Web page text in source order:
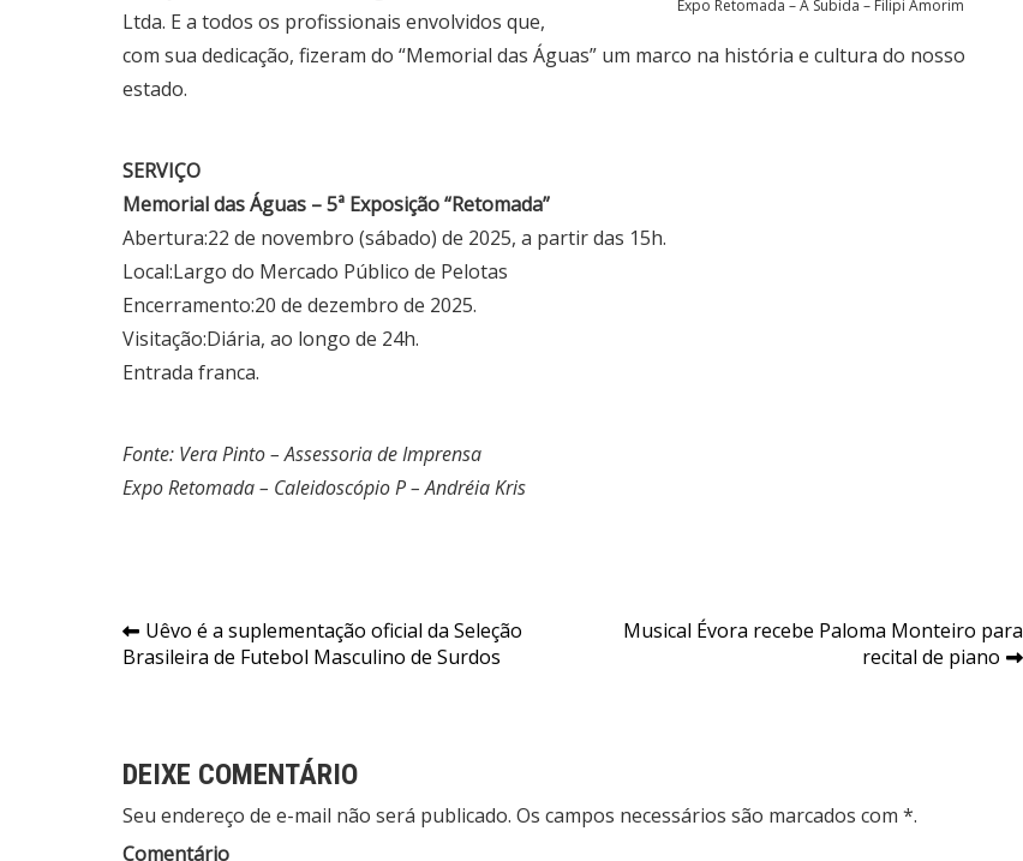
Expo Retomada – A Subida – Filipi Amorim
Ltda. E a todos os profissionais envolvidos que,
com sua dedicação, fizeram do “Memorial das Águas” um marco na história e cultura do nosso
estado.
SERVIÇO
Memorial das Águas – 5ª Exposição “Retomada”
Abertura:22 de novembro (sábado) de 2025, a partir das 15h.
Local:Largo do Mercado Público de Pelotas
Encerramento:20 de dezembro de 2025.
Visitação:Diária, ao longo de 24h.
Entrada franca.
Fonte: Vera Pinto – Assessoria de Imprensa
Expo Retomada – Caleidoscópio P – Andréia Kris
Navegação
de
Uêvo é a suplementação oficial da Seleção
Brasileira de Futebol Masculino de Surdos
Musical Évora recebe Paloma Monteiro para
recital de piano
DEIXE COMENTÁRIO
Seu endereço de e-mail não será publicado. Os campos necessários são marcados com *.
Comentário